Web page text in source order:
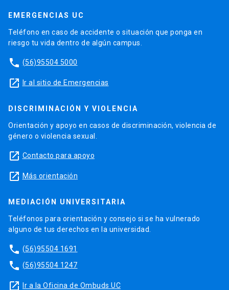
EMERGENCIAS UC
Teléfono en caso de accidente o situación que ponga en
riesgo tu vida dentro de algún campus.
phone (56)95504 5000
launch Ir al sitio de Emergencias
DISCRIMINACIÓN Y VIOLENCIA
Orientación y apoyo en casos de discriminación, violencia de
género o violencia sexual.
launch Contacto para apoyo
launch Más orientación
MEDIACIÓN UNIVERSITARIA
Teléfonos para orientación y consejo si se ha vulnerado
alguno de tus derechos en la universidad.
phone (56)95504 1691
phone (56)95504 1247
launch Ir a la Oficina de Ombuds UC